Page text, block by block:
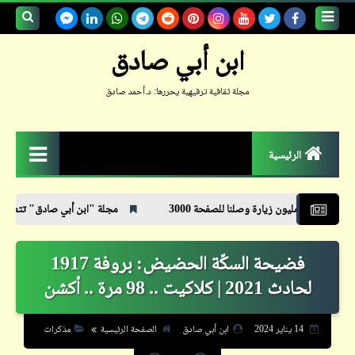
ابن أبي صادق
مجلة ثقافية ترفيهية يحررها: د.أحمد صادق
الرئيسية
حكم
حواديت
حوار
وصلنا للصفحة 3000 مجلة "ابن أبي صادق" تتعدى المليون زيارة ..
فضيحة السكّة الحضيض: بروفة 1917
لحادث 2021 | كلاكيت .. 98 مرة .. أكشن
14 يناير 2024 ابن أبي صادق الصفحة الرئيسية
مذكرات